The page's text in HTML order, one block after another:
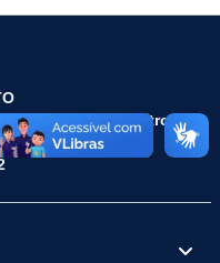
52 - Centro